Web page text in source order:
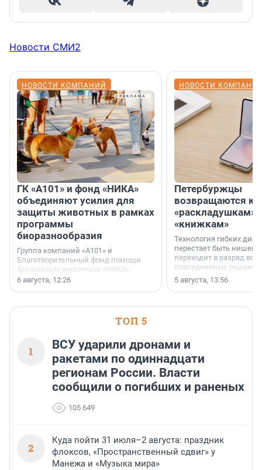
Новости СМИ2
НОВОСТИ КОМПАНИЙ
ГК «А101» и фонд «НИКА»
объединяют усилия для
защиты животных в рамках
программы
биоразнообразия
Группа компаний «А101» и
Благотворительный фонд помощи
бездомным животным «НИКА»
заключили соглашение о
6 августа, 12:26
НОВОСТИ
Петербуржцы
возвращаются к
«раскладушкам»
«книжкам»
Технология гибких
перестает быть
переходит в разряд
повседневных
5 августа, 13:56
ТОП 5
1
ВСУ ударили дронами и
ракетами по одиннадцати
регионам России. Власти
сообщили о погибших и раненых
105 649
2
Куда пойти 31 июля–2 августа: праздник
флоксов, «Пространственный сдвиг» у
Манежа и «Музыка мира»